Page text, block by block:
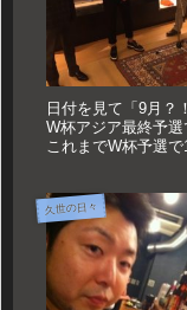
日付を見て「9月？
W杯アジア最終予
これまでW杯予選
久世の日々